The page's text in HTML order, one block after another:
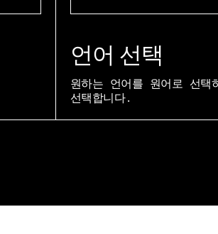
언어 선택
원하는 언어를 원어로 선택
선택합니다.